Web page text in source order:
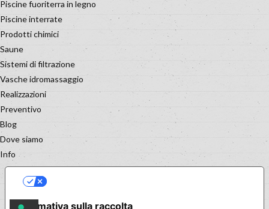
Piscine fuoriterra in legno
Piscine interrate
Prodotti chimici
Saune
Sistemi di filtrazione
Vasche idromassaggio
Realizzazioni
Preventivo
Blog
Dove siamo
Info
Informativa sulla raccolta